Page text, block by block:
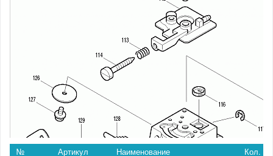
№ Артикул Наименование
Кол.